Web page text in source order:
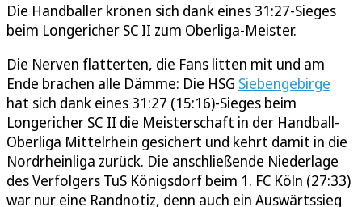
Die Handballer krönen sich dank eines 31:27-Sieges
beim Longericher SC II zum Oberliga-Meister.
Die Nerven flatterten, die Fans litten mit und am
Ende brachen alle Dämme: Die HSG Siebengebirge
hat sich dank eines 31:27 (15:16)-Sieges beim
Longericher SC II die Meisterschaft in der Handball-
Oberliga Mittelrhein gesichert und kehrt damit in die
Nordrheinliga zurück. Die anschließende Niederlage
des Verfolgers TuS Königsdorf beim 1. FC Köln (27:33)
war nur eine Randnotiz, denn auch ein Auswärtssieg